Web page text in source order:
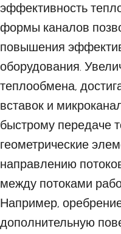
эффективность
формы каналов
повышения
оборудования.
теплообмена,
вставок и
быстрому передаче
геометрические
направлению
между потоками
Например,
дополнительную